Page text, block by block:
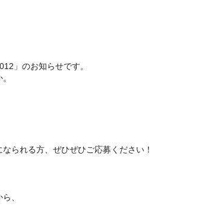
」のお知らせです。
られる方、ぜひぜひご応募ください！
、